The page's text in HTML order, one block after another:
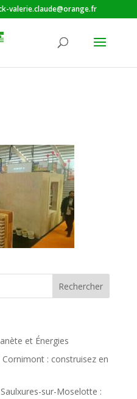
valerie.claude@orange.fr
et Énergies
: construisez en
sur-Moselotte :